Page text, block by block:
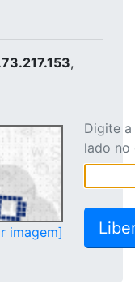
,
imagem]
Digite
lado no